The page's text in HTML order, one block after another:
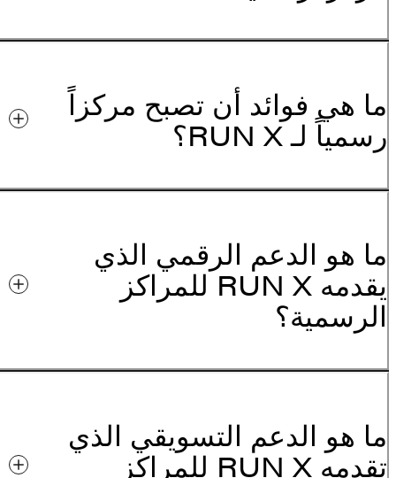
ما هي فوائد أن تصبح مركزاً
رسمياً لـ RUN X؟
ما هو الدعم الرقمي الذي
يقدمه RUN X للمراكز
الرسمية؟
ما هو الدعم التسويقي الذي
تقدمه RUN X للمراكز